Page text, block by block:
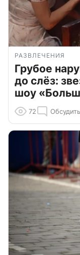
РАЗВЛЕЧЕНИЯ
Грубое
до слёз:
шоу
72 Обсудить